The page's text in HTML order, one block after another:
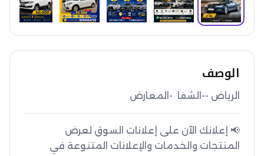
الوصف
الرياض --الشفا  -المعارض
📢 إعلانك الآن على إعلانات السوق لعرض
المنتجات والخدمات والإعلانات المتنوعة في